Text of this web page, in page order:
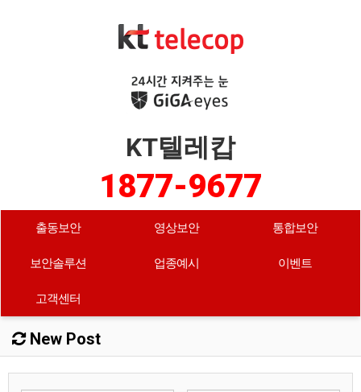
KT텔레캅
1877-9677
출동보안 영상보안 통합보안
보안솔루션 업종예시 이벤트
고객센터
New Post